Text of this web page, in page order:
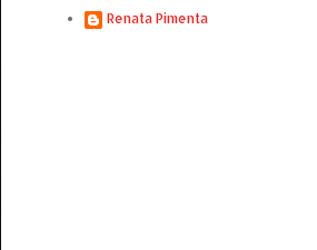
Renata Pimenta